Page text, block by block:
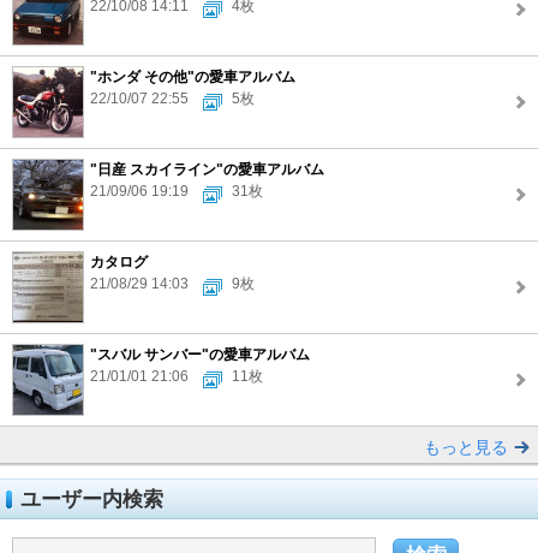
22/10/08 14:11 4枚
"ホンダ その他"の愛車アルバム
22/10/07 22:55
5枚
"日産 スカイライン"の愛車アルバム
21/09/06 19:19
31枚
カタログ
21/08/29 14:03
9枚
"スバル サンバー"の愛車アルバム
21/01/01 21:06
11枚
もっと見る
ユーザー内検索